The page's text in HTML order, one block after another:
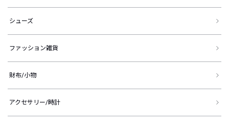
シューズ
ファッション雑貨
財布/小物
アクセサリー/時計